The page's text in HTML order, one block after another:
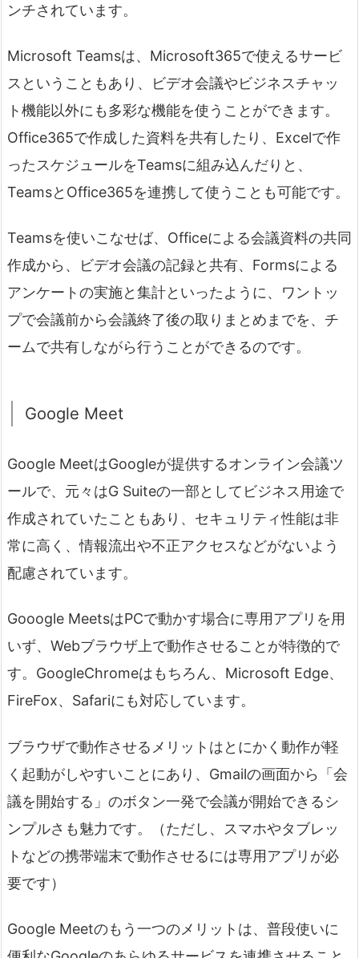
ンチされています。
Microsoft Teamsは、Microsoft365で使えるサービ
スということもあり、ビデオ会議やビジネスチャッ
ト機能以外にも多彩な機能を使うことができます。
Office365で作成した資料を共有したり、Excelで作
ったスケジュールをTeamsに組み込んだりと、
TeamsとOffice365を連携して使うことも可能です。
Teamsを使いこなせば、Officeによる会議資料の共同
作成から、ビデオ会議の記録と共有、Formsによる
アンケートの実施と集計といったように、ワントッ
プで会議前から会議終了後の取りまとめまでを、チ
ームで共有しながら行うことができるのです。
Google Meet
Google MeetはGoogleが提供するオンライン会議ツ
ールで、元々はG Suiteの一部としてビジネス用途で
作成されていたこともあり、セキュリティ性能は非
常に高く、情報流出や不正アクセスなどがないよう
配慮されています。
Gooogle MeetsはPCで動かす場合に専用アプリを用
いず、Webブラウザ上で動作させることが特徴的で
す。GoogleChromeはもちろん、Microsoft Edge、
FireFox、Safariにも対応しています。
ブラウザで動作させるメリットはとにかく動作が軽
く起動がしやすいことにあり、Gmailの画面から「会
議を開始する」のボタン一発で会議が開始できるシ
ンプルさも魅力です。（ただし、スマホやタブレッ
トなどの携帯端末で動作させるには専用アプリが必
要です）
Google Meetのもう一つのメリットは、普段使いに